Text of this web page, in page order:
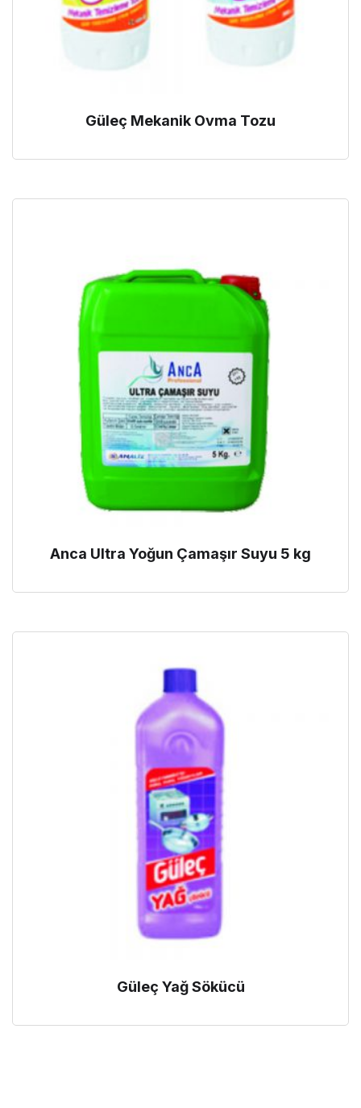
Güleç Mekanik Ovma Tozu
Anca Ultra Yoğun Çamaşır Suyu 5 kg
Güleç Yağ Sökücü